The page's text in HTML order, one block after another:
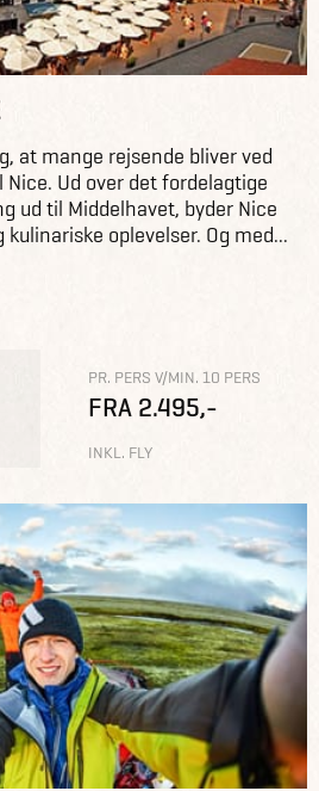
at mange rejsende bliver ved
Ud over det fordelagtige
ud til Middelhavet, byder Nice
oplevelser. Og med...
PR. PERS V/MIN. 10 PERS
FRA 2.495,-
INKL. FLY